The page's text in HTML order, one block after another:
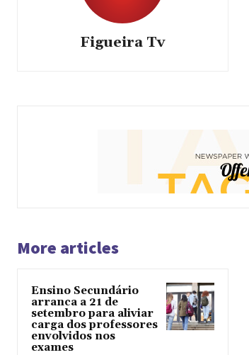
Figueira Tv
More articles
Ensino Secundário
arranca a 21 de
setembro para aliviar
carga dos professores
envolvidos nos
exames